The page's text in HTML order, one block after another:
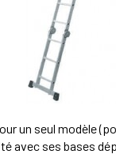
un seul modèle
avec ses bases